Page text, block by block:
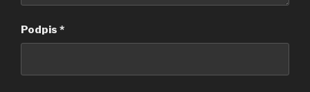
Podpis *